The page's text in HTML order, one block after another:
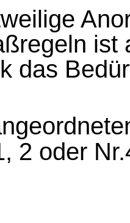
ist
das
2 oder